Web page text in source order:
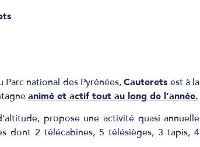
Parc national des Pyrénées,Cauterets est à la
animé et actif tout au long de l’année.
propose une activité quasi annuelle
dont 2 télécabines, 5 télésièges, 3 tapis, 4